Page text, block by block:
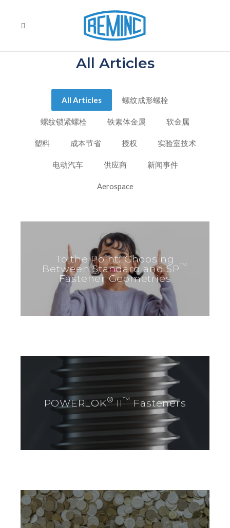
All Articles
All Articles 螺纹成形螺栓
螺纹锁紧螺栓 铁素体金属 软金属
塑料 成本节省 授权 实验室技术
电动汽车 供应商 新闻事件
Aerospace
To the Point: Choosing
Between Standard and SP™
Fastener Geometries
POWERLOK® II™ Fasteners